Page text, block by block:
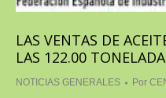
LAS VENTAS DE
LAS 122.00
NOTICIAS GENERALES Por